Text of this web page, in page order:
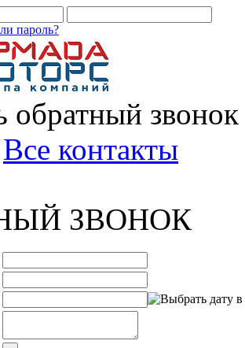
пароль?
обратный звонок
Все контакты
ЗВОНОК